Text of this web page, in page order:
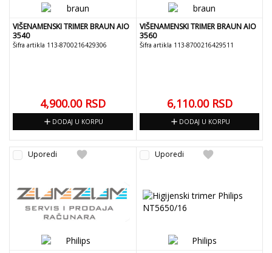
VIŠENAMENSKI TRIMER BRAUN AIO
3540
Šifra artikla 113-8700216429306
4,900.00 RSD
add DODAJ U KORPU
VIŠENAMENSKI TRIMER BRAUN AIO
3560
Šifra artikla 113-8700216429511
6,110.00 RSD
add DODAJ U KORPU
favorite
Uporedi favorite
Uporedi